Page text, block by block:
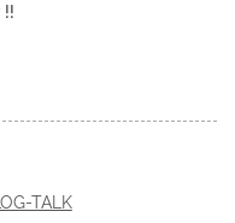
TALK